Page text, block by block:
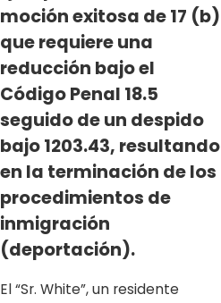
moción exitosa de 17 (b)
que requiere una
reducción bajo el
Código Penal 18.5
seguido de un despido
bajo 1203.43, resultando
en la terminación de los
procedimientos de
inmigración
(deportación).
El “Sr. White”, un residente